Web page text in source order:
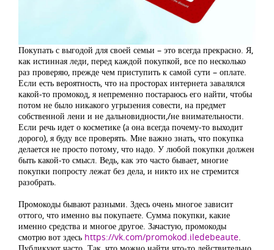
Покупать с выгодой для своей семьи – это всегда прекрасно. Я,
как истинная леди, перед каждой покупкой, все по несколько
раз проверяю, прежде чем приступить к самой сути – оплате.
Если есть вероятность, что на просторах интернета завалялся
какой-то промокод, я непременно постараюсь его найти, чтобы
потом не было никакого угрызения совести, на предмет
собственной лени и не дальновидности,/не внимательности.
Если речь идет о косметике (а она всегда почему-то выходит
дорого), я буду все проверять. Мне важно знать, что покупка
делается не просто потому, что надо. У любой покупки должен
быть какой-то смысл. Ведь, как это часто бывает, многие
покупки попросту лежат без дела, и никто их не стремится
разобрать.
Промокоды бывают разными. Здесь очень многое зависит
оттого, что именно вы покупаете. Сумма покупки, какие
именно средства и многое другое. Зачастую, промокоды
смотрю вот здесь https://vk.com/promokod.iledebeaute.